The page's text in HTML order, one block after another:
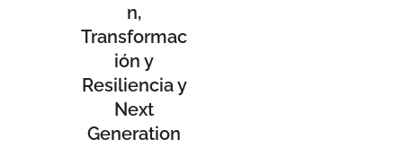
n,
Transformac
ión y
Resiliencia y
Next
Generation